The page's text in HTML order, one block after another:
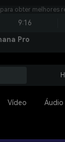
obter melhores
9:16
Pro
Vídeo Áudio